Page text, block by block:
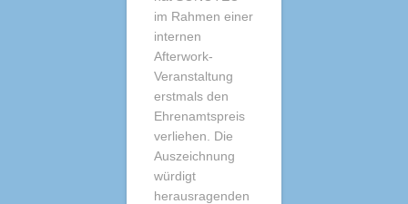
im Rahmen einer
internen
Afterwork-
Veranstaltung
erstmals den
Ehrenamtspreis
verliehen. Die
Auszeichnung
würdigt
herausragenden